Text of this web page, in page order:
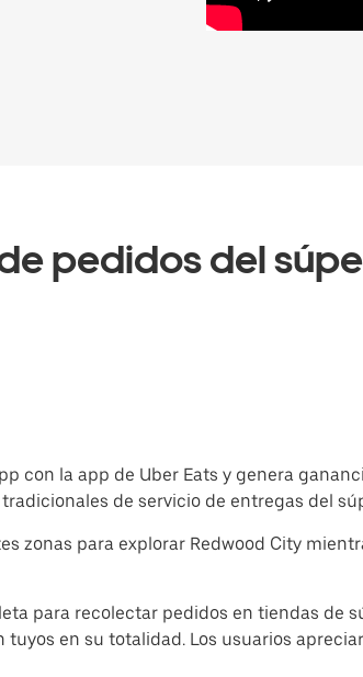
pedidos del
con la app de Uber Eats y genera
de servicio de entregas del
zonas para explorar Redwood City
para recolectar pedidos en tiendas de
en su totalidad. Los usuarios